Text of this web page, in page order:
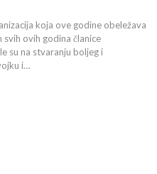
koja ove godine obeležava
ovih godina članice
su na stvaranju boljeg i
i…